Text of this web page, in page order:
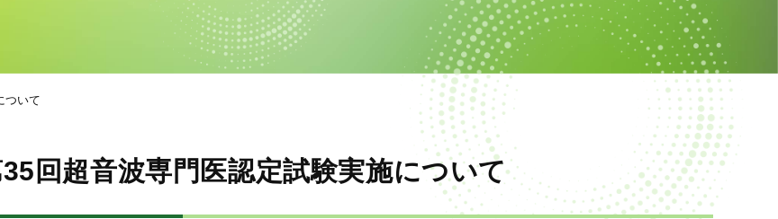
ついて
回超音波専門医認定試験実施について